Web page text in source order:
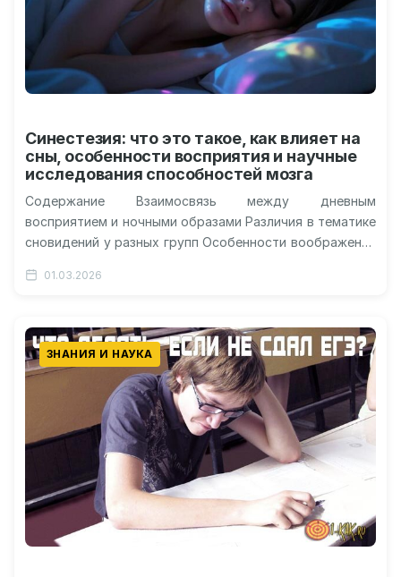
Синестезия: что это такое, как влияет на
сны, особенности восприятия и научные
исследования способностей мозга
Содержание Взаимосвязь между дневным
восприятием и ночными образами Различия в тематике
сновидений у разных групп Особенности воображения
исследований психики через…
01.03.2026
ЗНАНИЯ И НАУКА